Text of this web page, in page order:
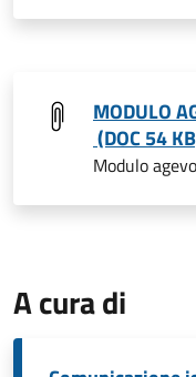
MODULO
(DOC 54
Modulo
A cura di